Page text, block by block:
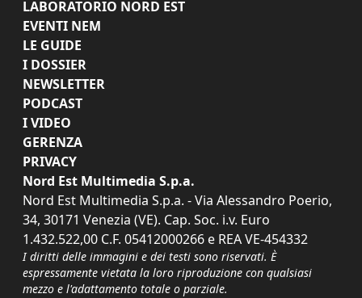
LABORATORIO NORD EST
EVENTI NEM
LE GUIDE
I DOSSIER
NEWSLETTER
PODCAST
I VIDEO
GERENZA
PRIVACY
Nord Est Multimedia S.p.a.
Nord Est Multimedia S.p.a. - Via Alessandro Poerio,
34, 30171 Venezia (VE). Cap. Soc. i.v. Euro
1.432.522,00 C.F. 05412000266 e REA VE-454332
I diritti delle immagini e dei testi sono riservati. È
espressamente vietata la loro riproduzione con qualsiasi
mezzo e l'adattamento totale o parziale.